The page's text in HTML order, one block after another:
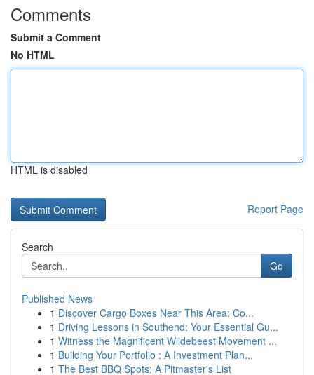
Comments
Submit a Comment
No HTML
HTML is disabled
Report Page
Search
Go
Published News
1 Discover Cargo Boxes Near This Area: Co...
1 Driving Lessons in Southend: Your Essential Gu...
1 Witness the Magnificent Wildebeest Movement ...
1 Building Your Portfolio : A Investment Plan...
1 The Best BBQ Spots: A Pitmaster's List